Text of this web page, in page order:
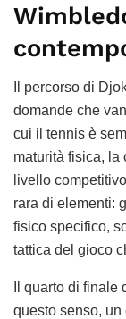
Il percorso di
domande che
cui il tennis è
maturità fisica, la
livello
rara di elementi:
fisico specifico,
tattica del gioco
Il quarto di
questo senso,